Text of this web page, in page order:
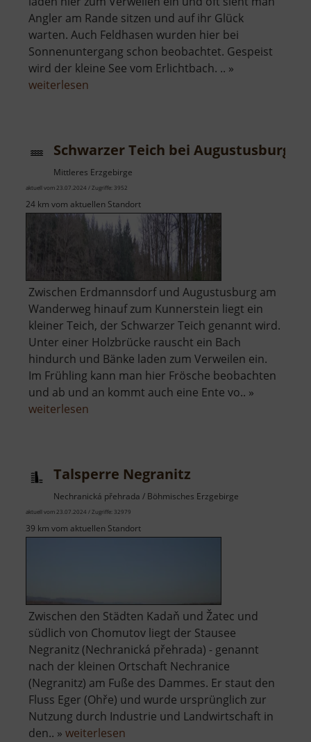
Angler am Rande sitzen und auf ihr Glück
warten. Auch Feldhasen wurden hier bei
Sonnenuntergang schon beobachtet. Gespeist
wird der kleine See vom Erlichtbach. .. »
weiterlesen
Schwarzer Teich bei Augustusburg
Mittleres Erzgebirge
aktuell vom 23.07.2024 / Zugriffe: 3952
24 km vom aktuellen Standort
Zwischen Erdmannsdorf und Augustusburg am
Wanderweg hinauf zum Kunnerstein liegt ein
kleiner Teich, der Schwarzer Teich genannt wird.
Unter einer Holzbrücke rauscht ein Bach
hindurch und Bänke laden zum Verweilen ein.
Im Frühling kann man hier Frösche beobachten
und ab und an kommt auch eine Ente vo.. »
weiterlesen
Augustusburg
Talsperre Negranitz
Nechranická přehrada / Böhmisches Erzgebirge
aktuell vom 23.07.2024 / Zugriffe: 32979
39 km vom aktuellen Standort
Zwischen den Städten Kadaň und Žatec und
südlich von Chomutov liegt der Stausee
Negranitz (Nechranická přehrada) - genannt
nach der kleinen Ortschaft Nechranice
(Negranitz) am Fuße des Dammes. Er staut den
Fluss Eger (Ohře) und wurde ursprünglich zur
Nutzung durch Industrie und Landwirtschaft in
den.. » weiterlesen